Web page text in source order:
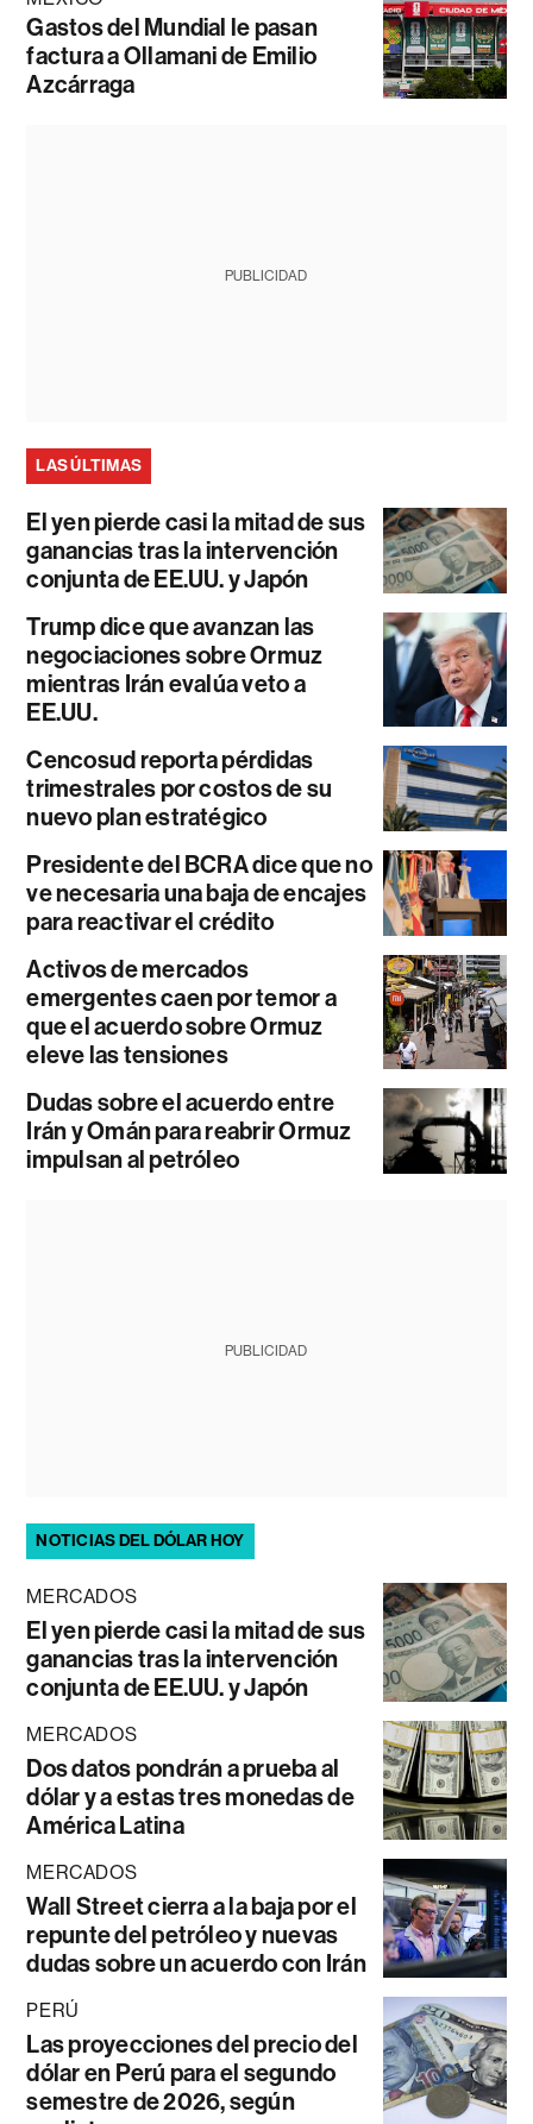
Gastos del Mundial le pasan
factura a Ollamani de Emilio
Azcárraga
PUBLICIDAD
LAS ÚLTIMAS
El yen pierde casi la mitad de sus
ganancias tras la intervención
conjunta de EE.UU. y Japón
Trump dice que avanzan las
negociaciones sobre Ormuz
mientras Irán evalúa veto a
EE.UU.
Cencosud reporta pérdidas
trimestrales por costos de su
nuevo plan estratégico
Presidente del BCRA dice que no
ve necesaria una baja de encajes
para reactivar el crédito
Activos de mercados
emergentes caen por temor a
que el acuerdo sobre Ormuz
eleve las tensiones
Dudas sobre el acuerdo entre
Irán y Omán para reabrir Ormuz
impulsan al petróleo
PUBLICIDAD
NOTICIAS DEL DÓLAR HOY
MERCADOS
El yen pierde casi la mitad de sus
ganancias tras la intervención
conjunta de EE.UU. y Japón
MERCADOS
Dos datos pondrán a prueba al
dólar y a estas tres monedas de
América Latina
MERCADOS
Wall Street cierra a la baja por el
repunte del petróleo y nuevas
dudas sobre un acuerdo con Irán
PERÚ
Las proyecciones del precio del
dólar en Perú para el segundo
semestre de 2026, según